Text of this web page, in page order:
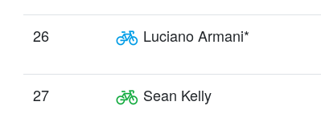
26 Luciano Armani*
27 Sean Kelly